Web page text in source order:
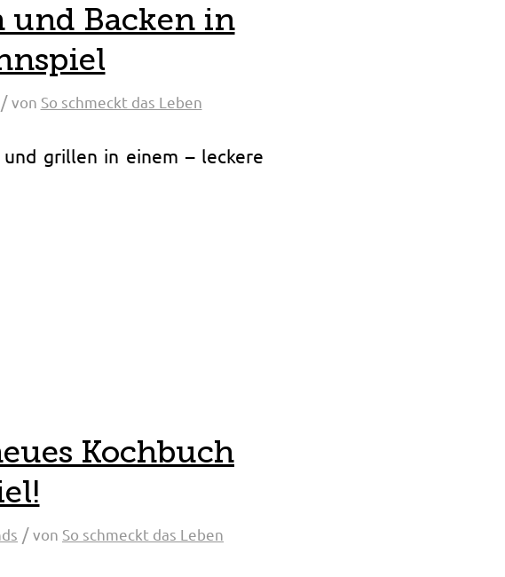
und Backen in
/ von So schmeckt das Leben
grillen in einem – leckere
Kochbuch
/ von So schmeckt das Leben